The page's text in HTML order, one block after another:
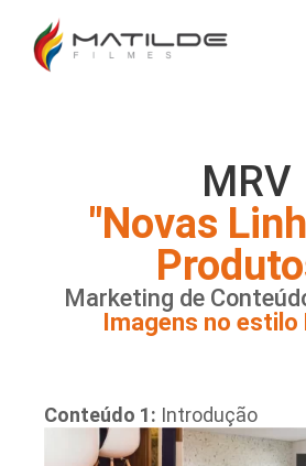
ORÇAMENTOMRV
"Novas
Marketing de
Imagens no estilo
Conteúdo 1: Introdução